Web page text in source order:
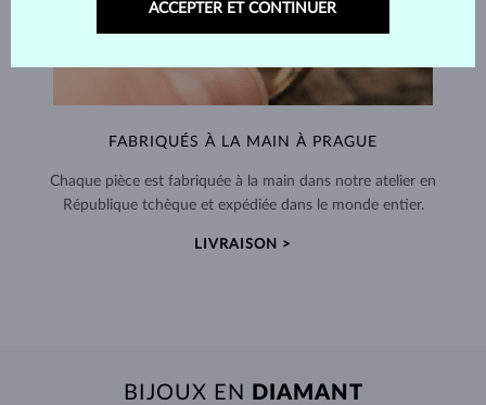
FABRIQUÉS À LA MAIN À PRAGUE
Chaque pièce est fabriquée à la main dans notre atelier en
République tchèque et expédiée dans le monde entier.
LIVRAISON >
BIJOUX EN DIAMANT
ACCEPTER ET CONTINUER